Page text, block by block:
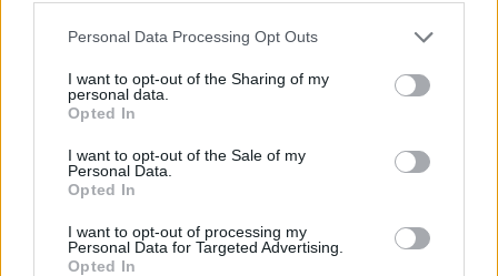
Please note that this website/app uses one or more Google
not limited to your visit or usage behaviour. You may click to
grant or deny consent to Google and its third-party tags to
use your data for below specified purposes in below Google
consent section.
Personal Data Processing Opt Outs
I want to opt-out of the Sharing of my
personal data.
Opted In
I want to opt-out of the Sale of my
Personal Data.
Opted In
I want to opt-out of processing my
Personal Data for Targeted Advertising.
Opted In